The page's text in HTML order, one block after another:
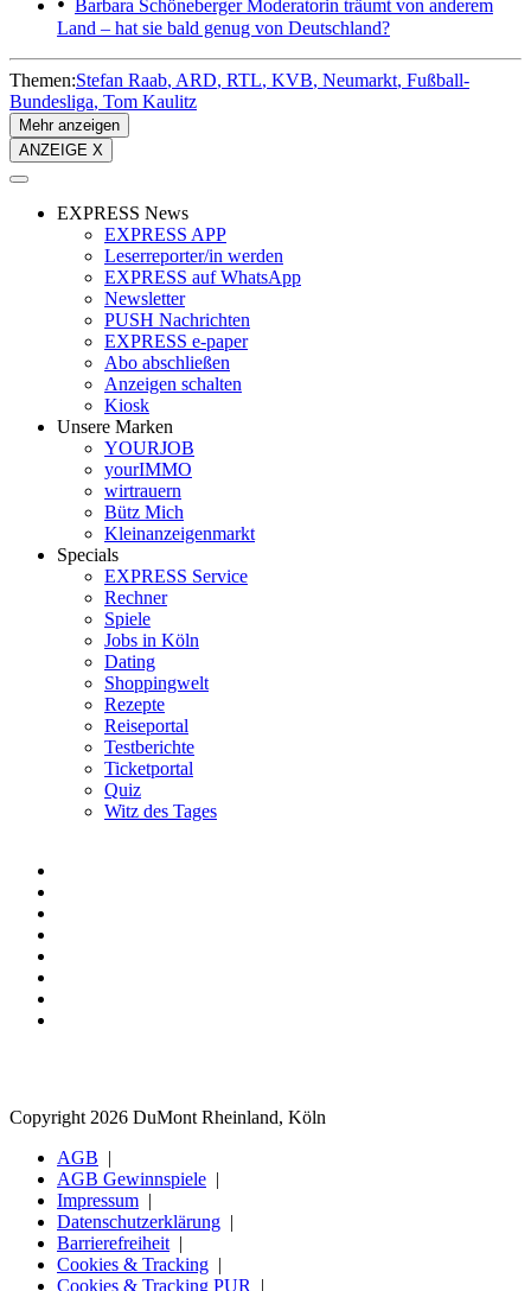
Barbara SchönebergerModeratorin träumt von anderem
Land – hat sie bald genug von Deutschland?
Themen:Stefan Raab ARD RTL KVB Neumarkt Fußball-
Bundesliga Tom Kaulitz
Mehr anzeigen
ANZEIGE X
EXPRESS News
EXPRESS APP
Leserreporter/in werden
EXPRESS auf WhatsApp
Newsletter
PUSH Nachrichten
EXPRESS e-paper
Abo abschließen
Anzeigen schalten
Kiosk
Unsere Marken
YOURJOB
yourIMMO
wirtrauern
Bütz Mich
Kleinanzeigenmarkt
Specials
EXPRESS Service
Rechner
Spiele
Jobs in Köln
Dating
Shoppingwelt
Rezepte
Reiseportal
Testberichte
Ticketportal
Quiz
Witz des Tages
Copyright 2026 DuMont Rheinland, Köln
AGB
AGB Gewinnspiele
Impressum
Datenschutzerklärung
Barrierefreiheit
Cookies & Tracking
Cookies & Tracking PUR